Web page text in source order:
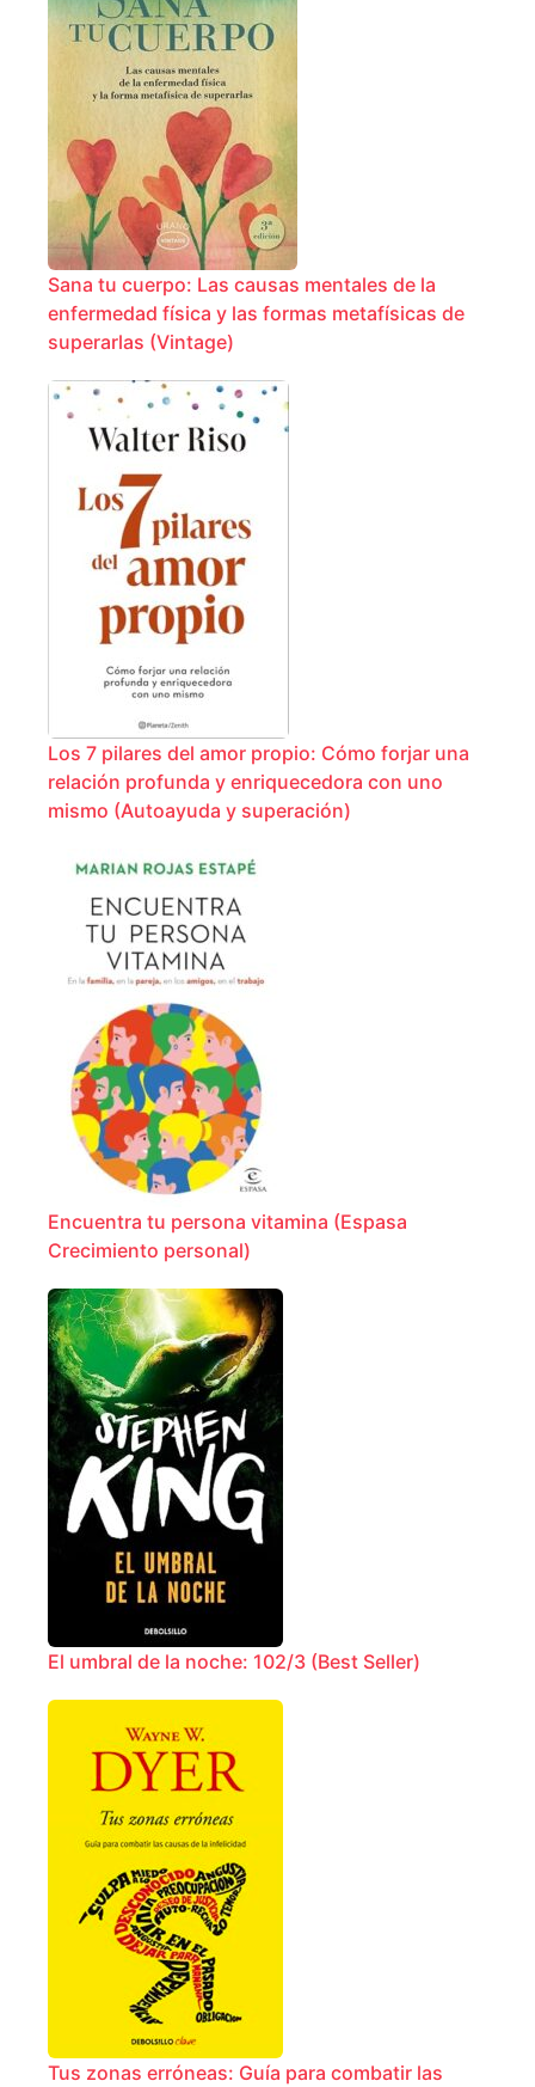
Sana tu cuerpo: Las causas mentales de la
enfermedad física y las formas metafísicas de
superarlas (Vintage)
Los 7 pilares del amor propio: Cómo forjar una
relación profunda y enriquecedora con uno
mismo (Autoayuda y superación)
Encuentra tu persona vitamina (Espasa
Crecimiento personal)
El umbral de la noche: 102/3 (Best Seller)
Tus zonas erróneas: Guía para combatir las